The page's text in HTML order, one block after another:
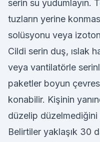
serin su yudumlayın.
tuzların yerine
solüsyonu veya
Cildi serin duş, ıslak
veya vantilatörle
paketler boyun
konabilir. Kişinin
düzelip düzelmediğini
Belirtiler yaklaşık 30